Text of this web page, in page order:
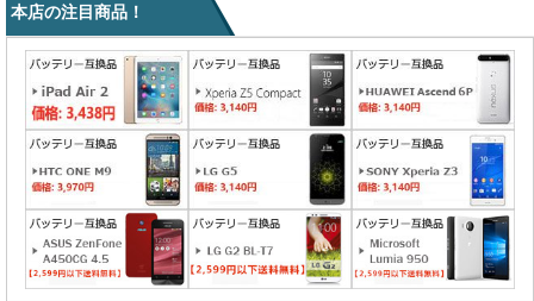
本店の注目商品！